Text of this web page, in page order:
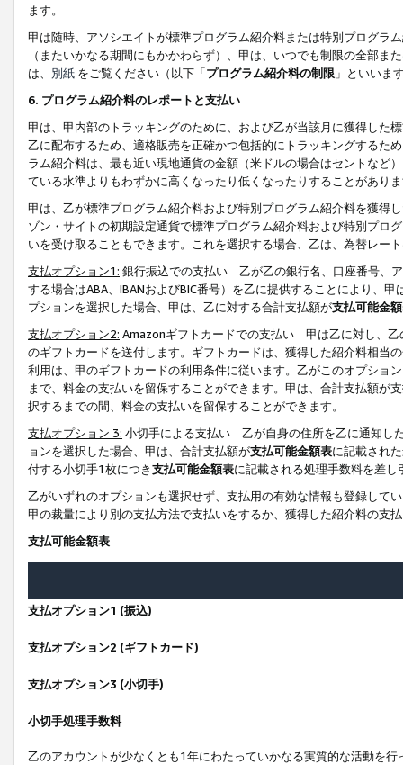
ます。
甲は随時、アソシエイトが標準プログラム紹介料または特別プログラ
（またいかなる期間にもかかわらず）、甲は、いつでも制限の全部
は、 別紙 をご覧ください（以下「プログラム紹介料の制限 」といいま
6. プログラム紹介料のレポートと支払い
甲は、甲内部のトラッキングのために、および乙が当該月に獲得した
乙に配布するため、適格販売を正確かつ包括的にトラッキングするた
ラム紹介料は、最も近い現地通貨の金額（米ドルの場合はセントなど
ている水準よりもわずかに高くなったり低くなったりすることがあり
甲は、乙が標準プログラム紹介料および特別プログラム紹介料を獲得
ゾン・サイトの初期設定通貨で標準プログラム紹介料および特別プロ
いを受け取ることもできます。これを選択する場合、乙は、為替レー
支払オプション1: 銀行振込での支払い 乙が乙の銀行名、口座番号、
する場合はABA、IBANおよびBIC番号）を乙に提供することにより、
プションを選択した場合、甲は、乙に対する合計支払額が支払可能金
支払オプション2: Amazonギフトカードでの支払い 甲は乙に対し、乙
のギフトカードを送付します。ギフトカードは、獲得した紹介料相当
利用は、甲のギフトカードの利用条件に従います。乙がこのオプショ
まで、料金の支払いを留保することができます。甲は、合計支払額が
択するまでの間、料金の支払いを留保することができます。
支払オプション 3: 小切手による支払い 乙が自身の住所を乙に通知し
ョンを選択した場合、甲は、合計支払額が支払可能金額表に記載され
付する小切手1枚につき支払可能金額表に記載される処理手数料を差し
乙がいずれのオプションも選択せず、支払用の有効な情報も登録して
甲の裁量により別の支払方法で支払いをするか、獲得した紹介料の支
支払可能金額表
支払オプション1 (振込)
支払オプション2 (ギフトカード)
支払オプション3 (小切手)
小切手処理手数料
乙のアカウントが少なくとも1年にわたっていかなる実質的な活動を